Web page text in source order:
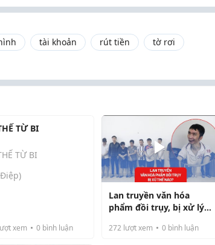
tài khoản rút tiền
tờ rơi
TỪ BI
TỪ BI
xem 0 bình luận
Lan truyền văn hóa
phẩm đồi trụy, bị xử lý
272 lượt xem 0bình luận